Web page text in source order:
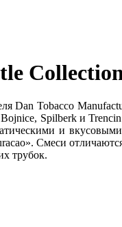
Dan Tobacco
Spilberk и
и
Смеси
трубок.